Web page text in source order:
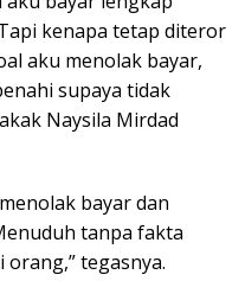
kenapa tetap diteror
aku menolak bayar,
supaya tidak
Naysila Mirdad
bayar dan
tanpa fakta
tegasnya.